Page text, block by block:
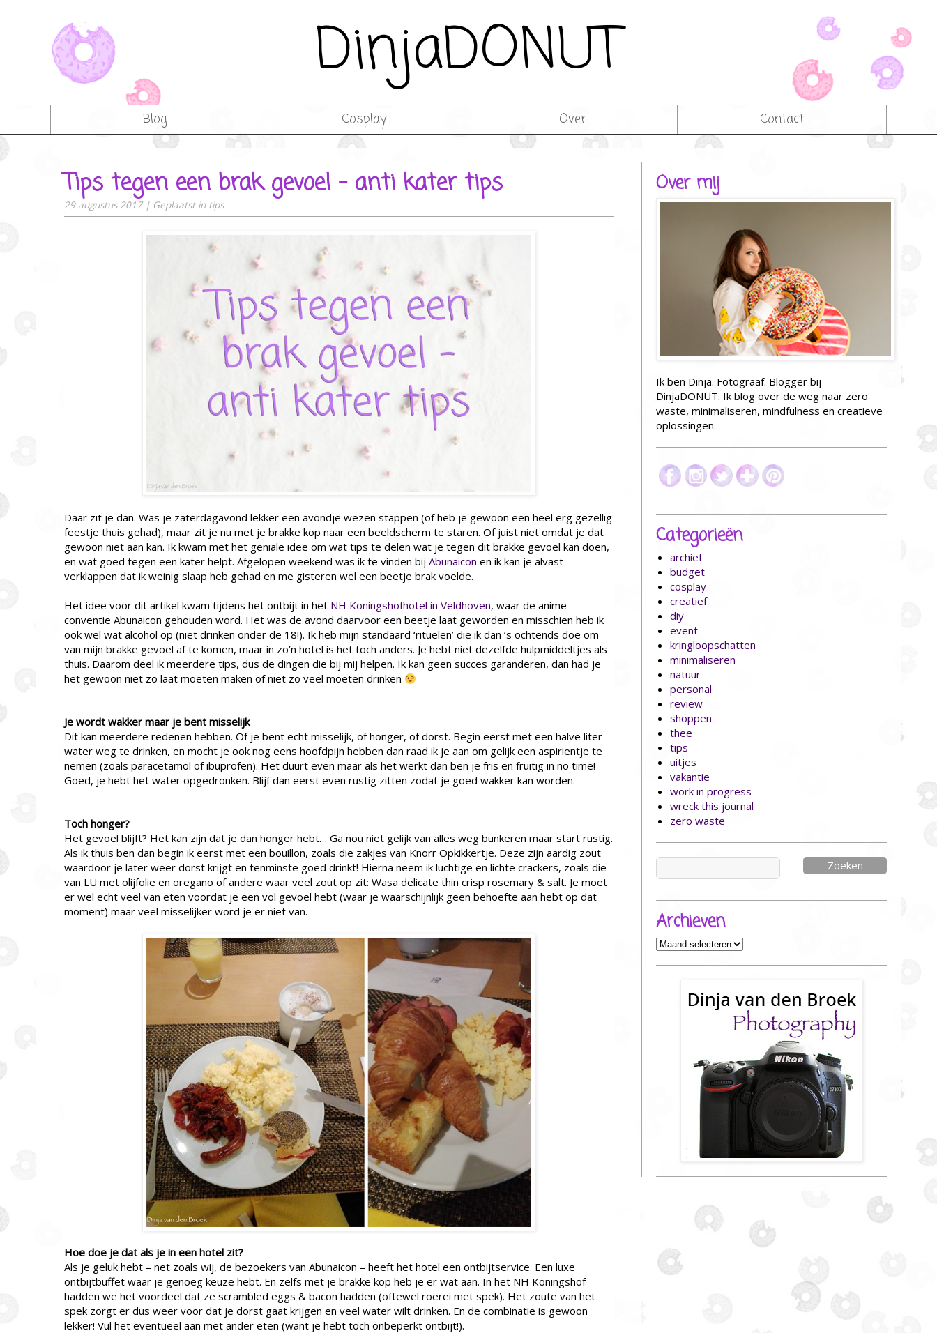
DinjaDONUT
Blog Cosplay Over Contact
Tips tegen een brak gevoel – anti kater tips
29 augustus 2017 | Geplaatst in tips
Daar zit je dan. Was je zaterdagavond lekker een avondje wezen stappen (of heb je gewoon een heel erg gezellig
feestje thuis gehad), maar zit je nu met je brakke kop naar een beeldscherm te staren. Of juist niet omdat je dat
gewoon niet aan kan. Ik kwam met het geniale idee om wat tips te delen wat je tegen dit brakke gevoel kan doen,
en wat goed tegen een kater helpt. Afgelopen weekend was ik te vinden bij Abunaicon en ik kan je alvast
verklappen dat ik weinig slaap heb gehad en me gisteren wel een beetje brak voelde.
Het idee voor dit artikel kwam tijdens het ontbijt in het NH Koningshofhotel in Veldhoven, waar de anime
conventie Abunaicon gehouden word. Het was de avond daarvoor een beetje laat geworden en misschien heb ik
ook wel wat alcohol op (niet drinken onder de 18!). Ik heb mijn standaard ‘rituelen’ die ik dan ’s ochtends doe om
van mijn brakke gevoel af te komen, maar in zo’n hotel is het toch anders. Je hebt niet dezelfde hulpmiddeltjes als
thuis. Daarom deel ik meerdere tips, dus de dingen die bij mij helpen. Ik kan geen succes garanderen, dan had je
het gewoon niet zo laat moeten maken of niet zo veel moeten drinken
Je wordt wakker maar je bent misselijk
Dit kan meerdere redenen hebben. Of je bent echt misselijk, of honger, of dorst. Begin eerst met een halve liter
water weg te drinken, en mocht je ook nog eens hoofdpijn hebben dan raad ik je aan om gelijk een aspirientje te
nemen (zoals paracetamol of ibuprofen). Het duurt even maar als het werkt dan ben je fris en fruitig in no time!
Goed, je hebt het water opgedronken. Blijf dan eerst even rustig zitten zodat je goed wakker kan worden.
Toch honger?
Het gevoel blijft? Het kan zijn dat je dan honger hebt… Ga nou niet gelijk van alles weg bunkeren maar start rustig.
Als ik thuis ben dan begin ik eerst met een bouillon, zoals die zakjes van Knorr Opkikkertje. Deze zijn aardig zout
waardoor je later weer dorst krijgt en tenminste goed drinkt! Hierna neem ik luchtige en lichte crackers, zoals die
van LU met olijfolie en oregano of andere waar veel zout op zit: Wasa delicate thin crisp rosemary & salt. Je moet
er wel echt veel van eten voordat je een vol gevoel hebt (waar je waarschijnlijk geen behoefte aan hebt op dat
moment) maar veel misselijker word je er niet van.
Hoe doe je dat als je in een hotel zit?
Als je geluk hebt – net zoals wij, de bezoekers van Abunaicon – heeft het hotel een ontbijtservice. Een luxe
ontbijtbuffet waar je genoeg keuze hebt. En zelfs met je brakke kop heb je er wat aan. In het NH Koningshof
hadden we het voordeel dat ze scrambled eggs & bacon hadden (oftewel roerei met spek). Het zoute van het
spek zorgt er dus weer voor dat je dorst gaat krijgen en veel water wilt drinken. En de combinatie is gewoon
lekker! Vul het eventueel aan met ander eten (want je hebt toch onbeperkt ontbijt!).
Over mij
Ik ben Dinja. Fotograaf. Blogger bij
DinjaDONUT. Ik blog over de weg naar zero
waste, minimaliseren, mindfulness en creatieve
oplossingen.
Categorieën
archief
budget
cosplay
creatief
diy
event
kringloopschatten
minimaliseren
natuur
personal
review
shoppen
thee
tips
uitjes
vakantie
work in progress
wreck this journal
zero waste
Zoeken
naar:
Archieven
Archieven